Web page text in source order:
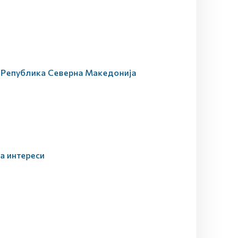
Република Северна Македонија
интереси